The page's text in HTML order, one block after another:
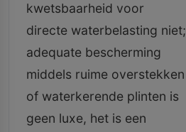
kwetsbaarheid voor
directe waterbelasting niet;
adequate bescherming
middels ruime overstekken
of waterkerende plinten is
geen luxe, het is een